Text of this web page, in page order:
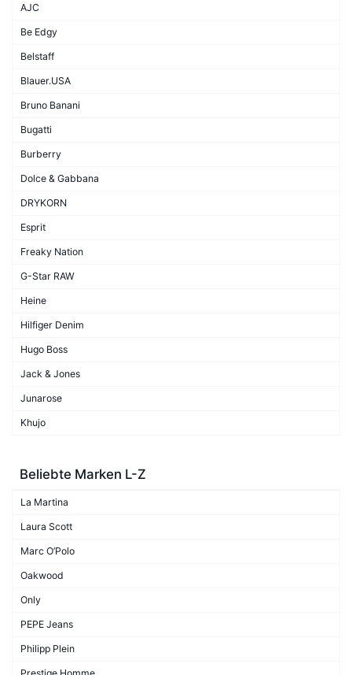
AJC
Be Edgy
Belstaff
Blauer.USA
Bruno Banani
Bugatti
Burberry
Dolce & Gabbana
DRYKORN
Esprit
Freaky Nation
G-Star RAW
Heine
Hilfiger Denim
Hugo Boss
Jack & Jones
Junarose
Khujo
Beliebte Marken L-Z
La Martina
Laura Scott
Marc O’Polo
Oakwood
Only
PEPE Jeans
Philipp Plein